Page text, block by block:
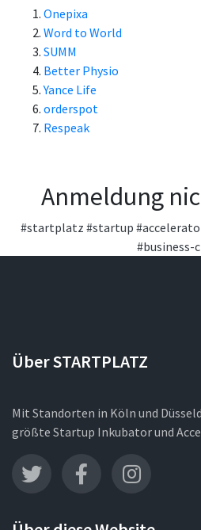
Onepixa
Word to World
SUMM
Better Physio
Yance Life
orderspot
Respeak
Anmeldung
#startplatz #startup
#business-
Über STARTPLATZ
Mit Standorten in Köln und
größte Startup Inkubator und